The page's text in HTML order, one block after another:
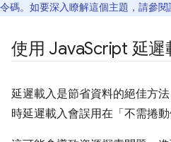
令碼。如要深入瞭解這個主題，請參閱
使用 JavaScript 延遲
延遲載入是節省資料的絕佳方
時延遲載入會誤用在「不需捲動